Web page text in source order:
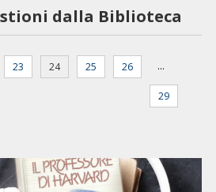
dalla Biblioteca
23 24 25 26 …
29